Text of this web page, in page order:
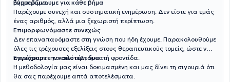
βήμα-βήμα.
Ενημερώνουμε για κάθε βήμα
Παρέχουμε συνεχή και συστηματική ενημέρωση. Δεν είστε για εμάς
ένας αριθμός, αλλά μια ξεχωριστή περίπτωση.
Επιμορφωνόμαστε συνεχώς
Δεν επαναπαυόμαστε στη γνώση που ήδη έχουμε. Παρακολουθούμε
όλες τις τρέχουσες εξελίξεις στους θεραπευτικούς τομείς, ώστε να
παρέχουμε την καλύτερη δυνατή φροντίδα.
Εγγυόμαστε το αποτέλεσμα
Η μεθοδολογία μας είναι δοκιμασμένη και μας δίνει τη σιγουριά ότι
θα σας παρέχουμε απτά αποτελέσματα.